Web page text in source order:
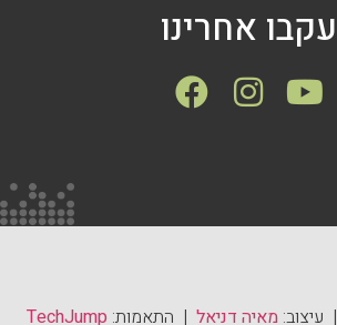
עקבו אחרינו
| עיצוב: מאיה דניאל | התאמות: TechJump